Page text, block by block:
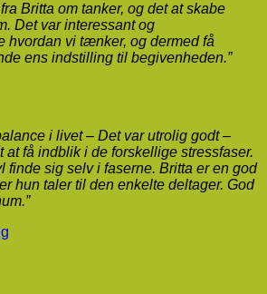
Britta om tanker, og det at skabe
Det var interessant og
hvordan vi tænker, og dermed få
ens indstilling til begivenheden.”
i livet – Det var utrolig godt –
at få indblik i de forskellige stressfaser.
finde sig selv i faserne. Britta er en god
hun taler til den enkelte deltager. God